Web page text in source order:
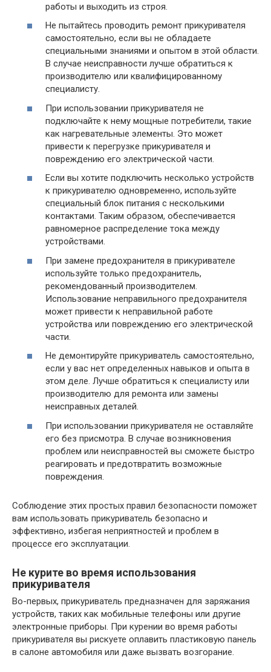
работы и выходить из строя.
Не пытайтесь проводить ремонт прикуривателя
самостоятельно, если вы не обладаете
специальными знаниями и опытом в этой области.
В случае неисправности лучше обратиться к
производителю или квалифицированному
специалисту.
При использовании прикуривателя не
подключайте к нему мощные потребители, такие
как нагревательные элементы. Это может
привести к перегрузке прикуривателя и
повреждению его электрической части.
Если вы хотите подключить несколько устройств
к прикуривателю одновременно, используйте
специальный блок питания с несколькими
контактами. Таким образом, обеспечивается
равномерное распределение тока между
устройствами.
При замене предохранителя в прикуривателе
используйте только предохранитель,
рекомендованный производителем.
Использование неправильного предохранителя
может привести к неправильной работе
устройства или повреждению его электрической
части.
Не демонтируйте прикуриватель самостоятельно,
если у вас нет определенных навыков и опыта в
этом деле. Лучше обратиться к специалисту или
производителю для ремонта или замены
неисправных деталей.
При использовании прикуривателя не оставляйте
его без присмотра. В случае возникновения
проблем или неисправностей вы сможете быстро
реагировать и предотвратить возможные
повреждения.
Соблюдение этих простых правил безопасности поможет
вам использовать прикуриватель безопасно и
эффективно, избегая неприятностей и проблем в
процессе его эксплуатации.
Не курите во время использования
прикуривателя
Во-первых, прикуриватель предназначен для заряжания
устройств, таких как мобильные телефоны или другие
электронные приборы. При курении во время работы
прикуривателя вы рискуете оплавить пластиковую панель
в салоне автомобиля или даже вызвать возгорание.